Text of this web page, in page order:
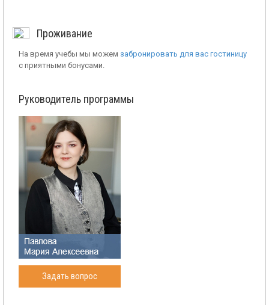
Проживание
На время учебы мы можем забронировать для вас гостиницу
с приятными бонусами.
Руководитель программы
Задать вопрос